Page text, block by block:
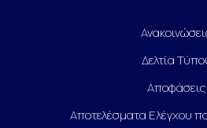
Δελτία
Αποφάσεις
Αποτελέσματα Ελέγχου